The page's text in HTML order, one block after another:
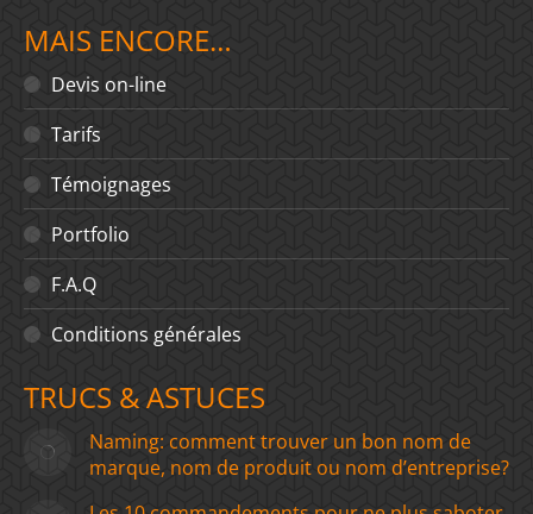
MAIS ENCORE…
Devis on-line
Tarifs
Témoignages
Portfolio
F.A.Q
Conditions générales
TRUCS & ASTUCES
Naming: comment trouver un bon nom de
marque, nom de produit ou nom d’entreprise?